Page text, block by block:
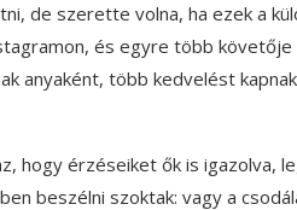
de szerette volna, ha ezek a
és egyre több
anyaként, több kedvelést
érzéseiket ők is igazolva,
beszélni szoktak: vagy a